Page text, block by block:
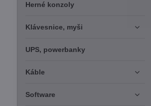
Herné konzoly
Klávesnice, myši
UPS, powerbanky
Káble
Software